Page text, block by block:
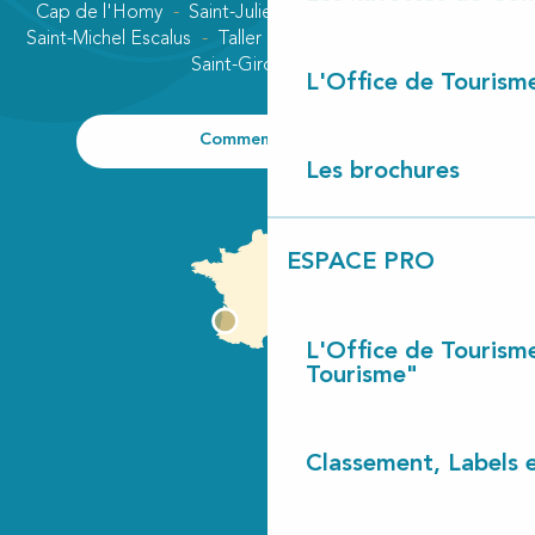
L'Office de
Les brochures
ESPACE PRO
L'Office de
Tourisme"
Classement, Labels
Cap de l'Homy
Saint-Julien-en-Born
Saint-Michel Escalus
Taller
Saint-Girons plage
Comment venir ?